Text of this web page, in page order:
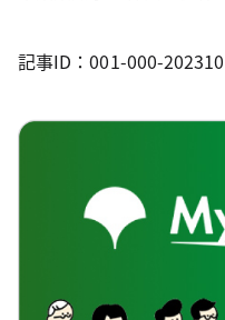
記事ID：001-000-